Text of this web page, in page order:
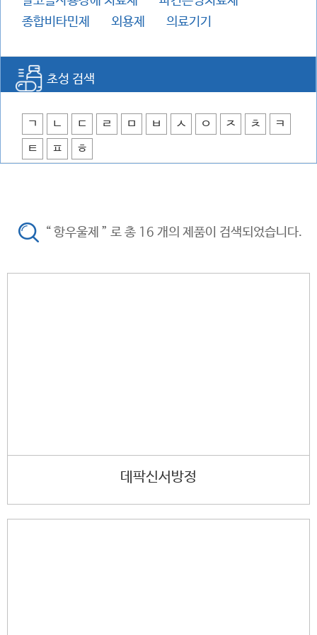
종합비타민제
외용제 의료기기
초성 검색
ㄱ ㄴ ㄷ ㄹ ㅁ ㅂ ㅅ ㅇ ㅈ ㅊ
ㅋ
ㅌ
ㅍ ㅎ
“ 항우울제 ” 로 총 16 개의 제품이 검색되었습니다.
데팍신서방정